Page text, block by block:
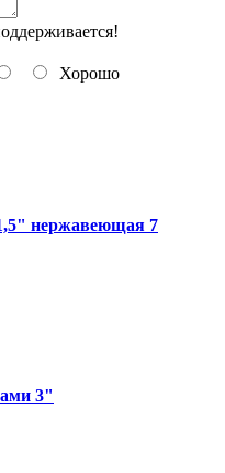
Хорошо
нержавеющая 7
3"